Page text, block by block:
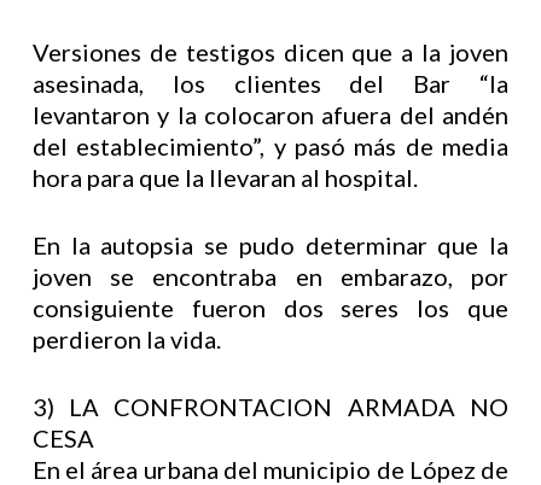
Versiones de testigos dicen que a la joven
asesinada, los clientes del Bar “la
levantaron y la colocaron afuera del andén
del establecimiento”, y pasó más de media
hora para que la llevaran al hospital.
En la autopsia se pudo determinar que la
joven se encontraba en embarazo, por
consiguiente fueron dos seres los que
perdieron la vida.
3) LA CONFRONTACION ARMADA NO
CESA
En el área urbana del municipio de López de